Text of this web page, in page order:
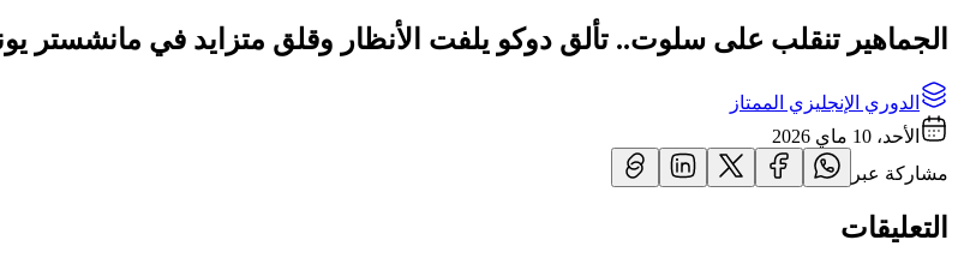
الجماهير تنقلب على سلوت.. تألق دوكو يلفت الأنظار وقلق متزايد في مانشستر
الدوري الإنجليزي الممتاز
الأحد، 10 ماي 2026
مشاركة عبر
التعليقات